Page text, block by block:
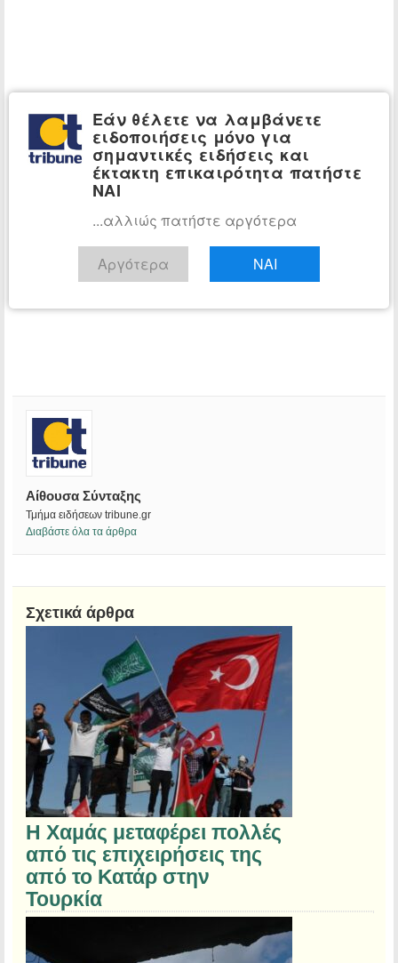
Αίθουσα Σύνταξης
Τμήμα ειδήσεων tribune.gr
Διαβάστε όλα τα άρθρα
Σχετικά άρθρα
Η Χαμάς μεταφέρει πολλές
από τις επιχειρήσεις της
από το Κατάρ στην
Τουρκία
Εάν θέλετε να λαμβάνετε
ειδοποιήσεις μόνο για
σημαντικές ειδήσεις και
έκτακτη επικαιρότητα πατήστε
ΝΑΙ
...αλλιώς πατήστε αργότερα
Αργότερα ΝΑΙ